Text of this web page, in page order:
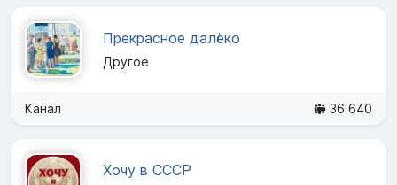
Прекрасное далёко
Другое
Канал 36 640
Хочу в СССР